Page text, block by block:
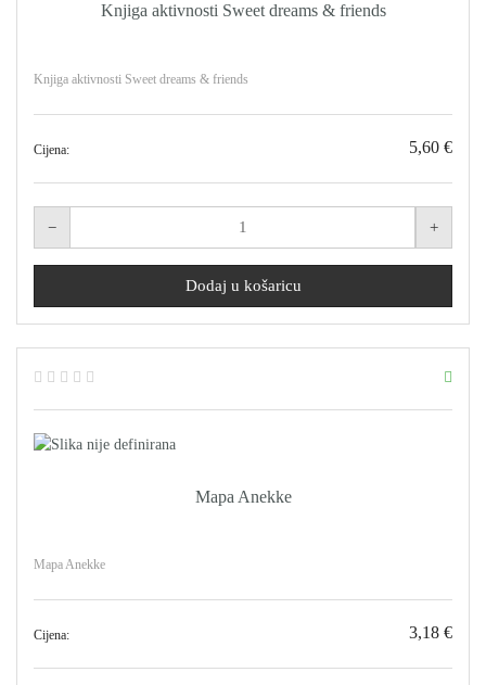
Knjiga aktivnosti Sweet dreams & friends
Knjiga aktivnosti Sweet dreams & friends
Cijena: 5,60 €
Mapa Anekke
Mapa Anekke
Cijena: 3,18 €